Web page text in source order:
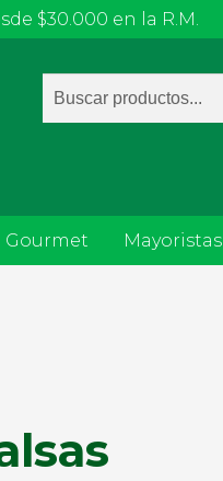
$30.000 en la R.M.
Búsqueda
Gourmet Mayoristas